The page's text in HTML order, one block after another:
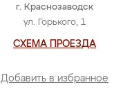
г. Краснозаводск
ул. Горького, 1
СХЕМА ПРОЕЗДА
Добавить в избранное